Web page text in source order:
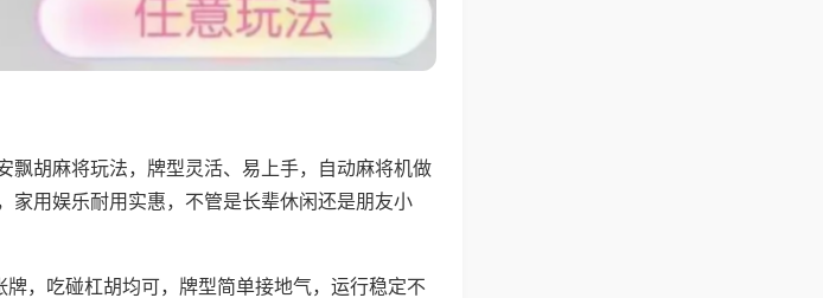
飘胡麻将玩法，牌型灵活、易上手，自动麻将机做
家用娱乐耐用实惠，不管是长辈休闲还是朋友小
，吃碰杠胡均可，牌型简单接地气，运行稳定不